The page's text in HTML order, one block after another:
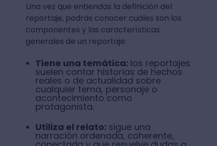
Una vez que entiendas la definición del
reportaje, podrás conocer cuáles son los
componentes y las características
generales de un reportaje:
Tiene una temática: los reportajes
suelen contar historias de hechos
reales o de actualidad sobre
cualquier tema, personaje o
acontecimiento como
protagonista.
Utiliza el relato: sigue una
narración ordenada, coherente,